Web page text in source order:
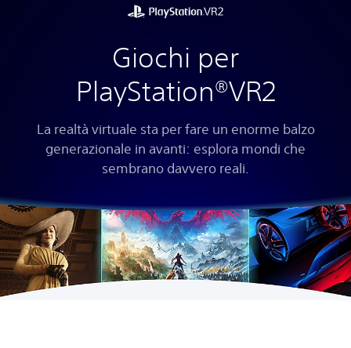
Giochi per
PlayStation®VR2
La realtà virtuale sta per fare un enorme balzo
generazionale in avanti: esplora mondi che
sembrano davvero reali.